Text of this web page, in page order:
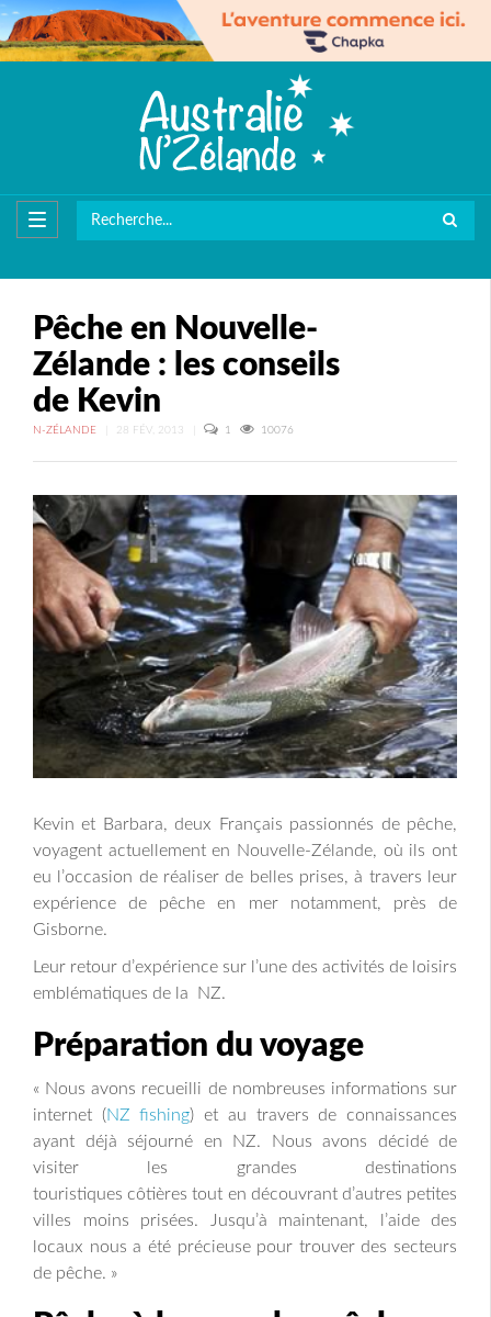
Pêche en Nouvelle-
Zélande : les conseils
de Kevin
N-ZÉLANDE 28 FÉV, 2013 1 10076
Kevin et Barbara, deux Français passionnés de pêche,
voyagent actuellement en Nouvelle-Zélande, où ils ont
eu l’occasion de réaliser de belles prises, à travers leur
expérience de pêche en mer notamment, près de
Gisborne.
Leur retour d’expérience sur l’une des activités de loisirs
emblématiques de la NZ.
Préparation du voyage
« Nous avons recueilli de nombreuses informations sur
internet (NZ fishing) et au travers de connaissances
ayant déjà séjourné en NZ. Nous avons décidé de
visiter les grandes destinations
touristiques côtières tout en découvrant d’autres petites
villes moins prisées. Jusqu’à maintenant, l’aide des
locaux nous a été précieuse pour trouver des secteurs
de pêche. »